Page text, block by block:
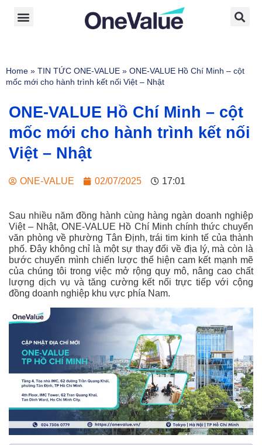
Home » TIN TỨC ONE-VALUE » ONE-VALUE Hồ Chí Minh – cột
mốc mới cho hành trình kết nối Việt – Nhật
ONE-VALUE Hồ Chí Minh – cột
mốc mới cho hành trình kết nối
Việt – Nhật
ONE-VALUE 02/07/2025 17:01
Sau nhiều năm đồng hành cùng hàng ngàn doanh nghiệp
Việt – Nhật, ONE-VALUE Hồ Chí Minh chính thức chuyển
văn phòng về phường Tân Định, trái tim kinh tế của thành
phố. Đây không chỉ là một sự thay đổi về địa lý, mà còn là
bước chuyển mình chiến lược thể hiện cam kết mạnh mẽ
của chúng tôi trong việc mở rộng quy mô, nâng cao chất
lượng dịch vụ và tăng cường kết nối trực tiếp với cộng
đồng doanh nghiệp khu vực phía Nam.